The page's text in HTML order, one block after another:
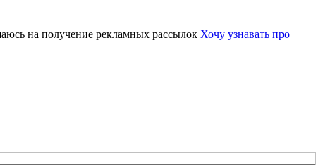
на получение рекламных рассылок Хочу узнавать про